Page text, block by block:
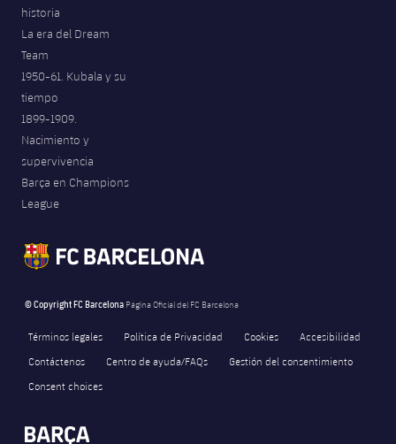
historia
La era del Dream
Team
1950-61. Kubala y su
tiempo
1899-1909.
Nacimiento y
supervivencia
Barça en Champions
League
© Copyright FC Barcelona Página Oficial del FC Barcelona
Términos legales Política de Privacidad Cookies
Accesibilidad
Contáctenos
Centro de ayuda/FAQs
Gestión del consentimiento
Consent choices